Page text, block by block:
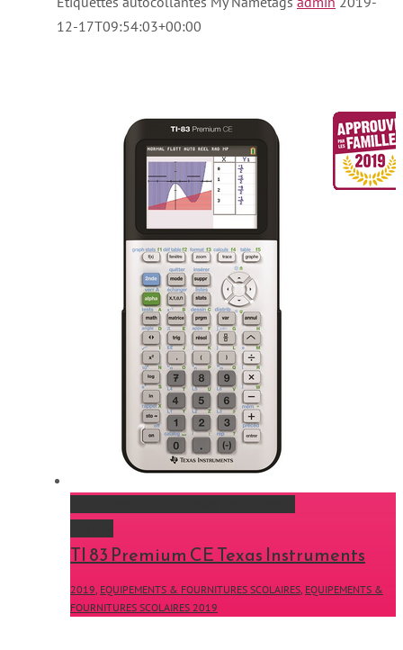
12-17T09:54:03+00:00
TI 83 Premium CE Texas Instruments
2019, EQUIPEMENTS & FOURNITURES SCOLAIRES, EQUIPEMENTS &
FOURNITURES SCOLAIRES 2019